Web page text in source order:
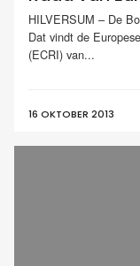
HILVERSUM – De
Dat vindt de
(ECRI) van...
16 OKTOBER 2013